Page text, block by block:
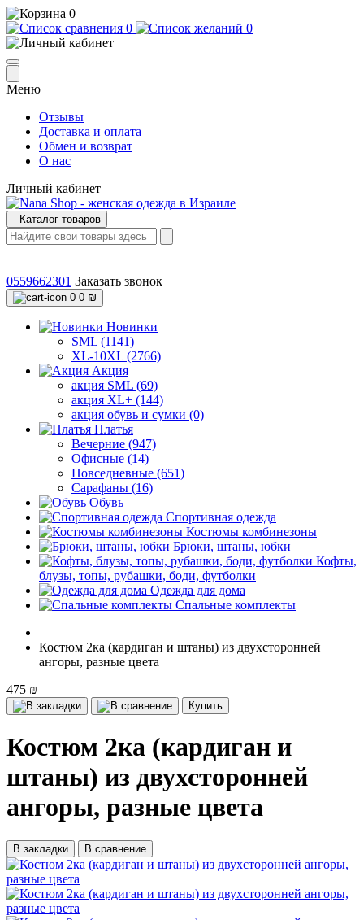
0
0
0
Меню
Отзывы
Доставка и оплата
Обмен и возврат
О нас
Личный кабинет
Каталог товаров
0559662301 Заказать звонок
0 0 ₪
Новинки
SML (1141)
XL-10XL (2766)
Акция
акция SML (69)
акция XL+ (144)
акция обувь и сумки (0)
Платья
Вечерние (947)
Офисные (14)
Повседневные (651)
Сарафаны (16)
Обувь
Спортивная одежда
Костюмы комбинезоны
Брюки, штаны, юбки
Кофты,
блузы, топы, рубашки, боди, футболки
Одежда для дома
Спальные комплекты
Костюм 2ка (кардиган и штаны) из двухсторонней
ангоры, разные цвета
475 ₪
Купить
Костюм 2ка (кардиган и
штаны) из двухсторонней
ангоры, разные цвета
В закладки В сравнение